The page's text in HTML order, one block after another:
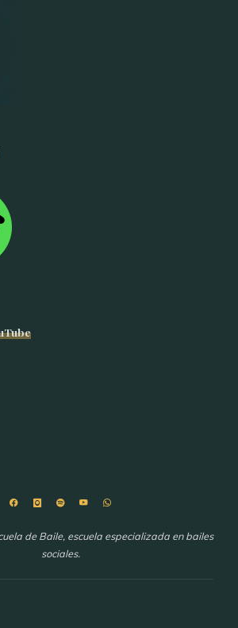
de Baile, escuela especializada en bailes
sociales.